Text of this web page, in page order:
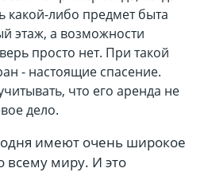
какой-либо предмет быта
этаж, а возможности
просто нет. При такой
- настоящие спасение.
что его аренда не
дело.
имеют очень широкое
всему миру. И это